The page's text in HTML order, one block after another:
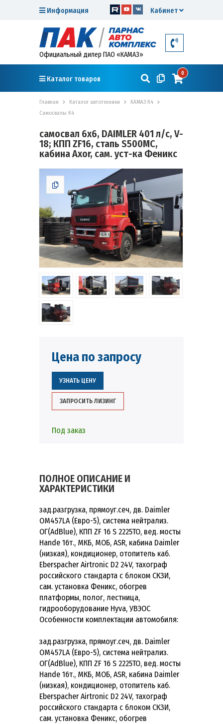
Кабинет
Информация
Официальный дилер ПАО «КАМАЗ»
Каталог товаров
0
Главная Каталог автотехники
КАМАЗ К4
Самосвалы К4
самосвал 6х6, DAIMLER 401 л/с, V-
18; КПП ZF16, стапь S500MC,
кабина Axor, сам. уст-ка Феникс
Цена по запросу
УЗНАТЬ ЦЕНУ
ЗАПРОСИТЬ ЛИЗИНГ
Под заказ
ПОЛНОЕ ОПИСАНИЕ И
ХАРАКТЕРИСТИКИ
зад.разгрузка, прямоуг.сеч, дв. Daimler
OM457LA (Евро-5), система нейтрализ.
ОГ(AdBlue), КПП ZF 16 S 2225TO, вед. мосты
Hande 16т., МКБ, МОБ, ASR, кабина Daimler
(низкая), кондиционер, отопитель каб.
Eberspacher Airtronic D2 24V, тахограф
российского стандарта с блоком СКЗИ,
сам. установка Феникс, обогрев
платформы, полог, лестница,
гидрооборудование Hyva, УВЭОС
Особенности комплектации автомобиля:
зад.разгрузка, прямоуг.сеч, дв. Daimler
OM457LA (Евро-5), система нейтрализ.
ОГ(AdBlue), КПП ZF 16 S 2225TO, вед. мосты
Hande 16т., МКБ, МОБ, ASR, кабина Daimler
(низкая), кондиционер, отопитель каб.
Eberspacher Airtronic D2 24V, тахограф
российского стандарта с блоком СКЗИ,
сам. установка Феникс, обогрев